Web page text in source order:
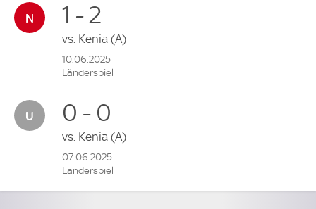
1 - 2
vs. Kenia (A)
10.06.2025
Länderspiel
0 - 0
vs. Kenia (A)
07.06.2025
Länderspiel